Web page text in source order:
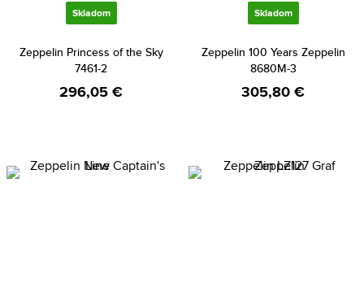
Skladom
Zeppelin Princess of the Sky
7461-2
296,05 €
Skladom
Zeppelin 100 Years Zeppelin
8680M-3
305,80 €